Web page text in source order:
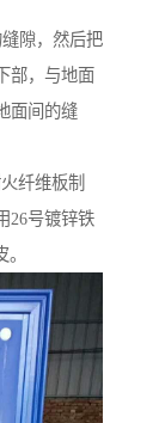
隙，然后把
部，与地面
面间的缝
纤维板制
26号镀锌铁